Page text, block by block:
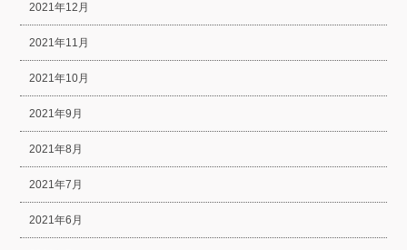
2021年12月
2021年11月
2021年10月
2021年9月
2021年8月
2021年7月
2021年6月